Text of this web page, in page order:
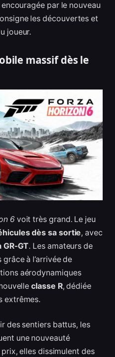
par le nouveau
les découvertes et
joueur.
massif dès le
6voit très grand. Le jeu
dès sa sortie, avec
GT. Les amateurs de
à l’arrivée de
aérodynamiques
classe R, dédiée
extrêmes.
des sentiers battus, les
une nouveauté
elles dissimulent des